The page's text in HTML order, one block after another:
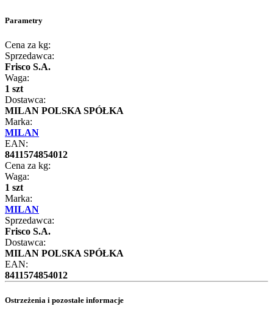
Parametry
Cena za kg:
Sprzedawca:
Frisco S.A.
Waga:
1 szt
Dostawca:
MILAN POLSKA SPÓŁKA
Marka:
MILAN
EAN:
8411574854012
Cena za kg:
Waga:
1 szt
Marka:
MILAN
Sprzedawca:
Frisco S.A.
Dostawca:
MILAN POLSKA SPÓŁKA
EAN:
8411574854012
Ostrzeżenia i pozostałe informacje